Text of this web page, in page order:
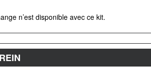
n’est disponible avec ce kit.